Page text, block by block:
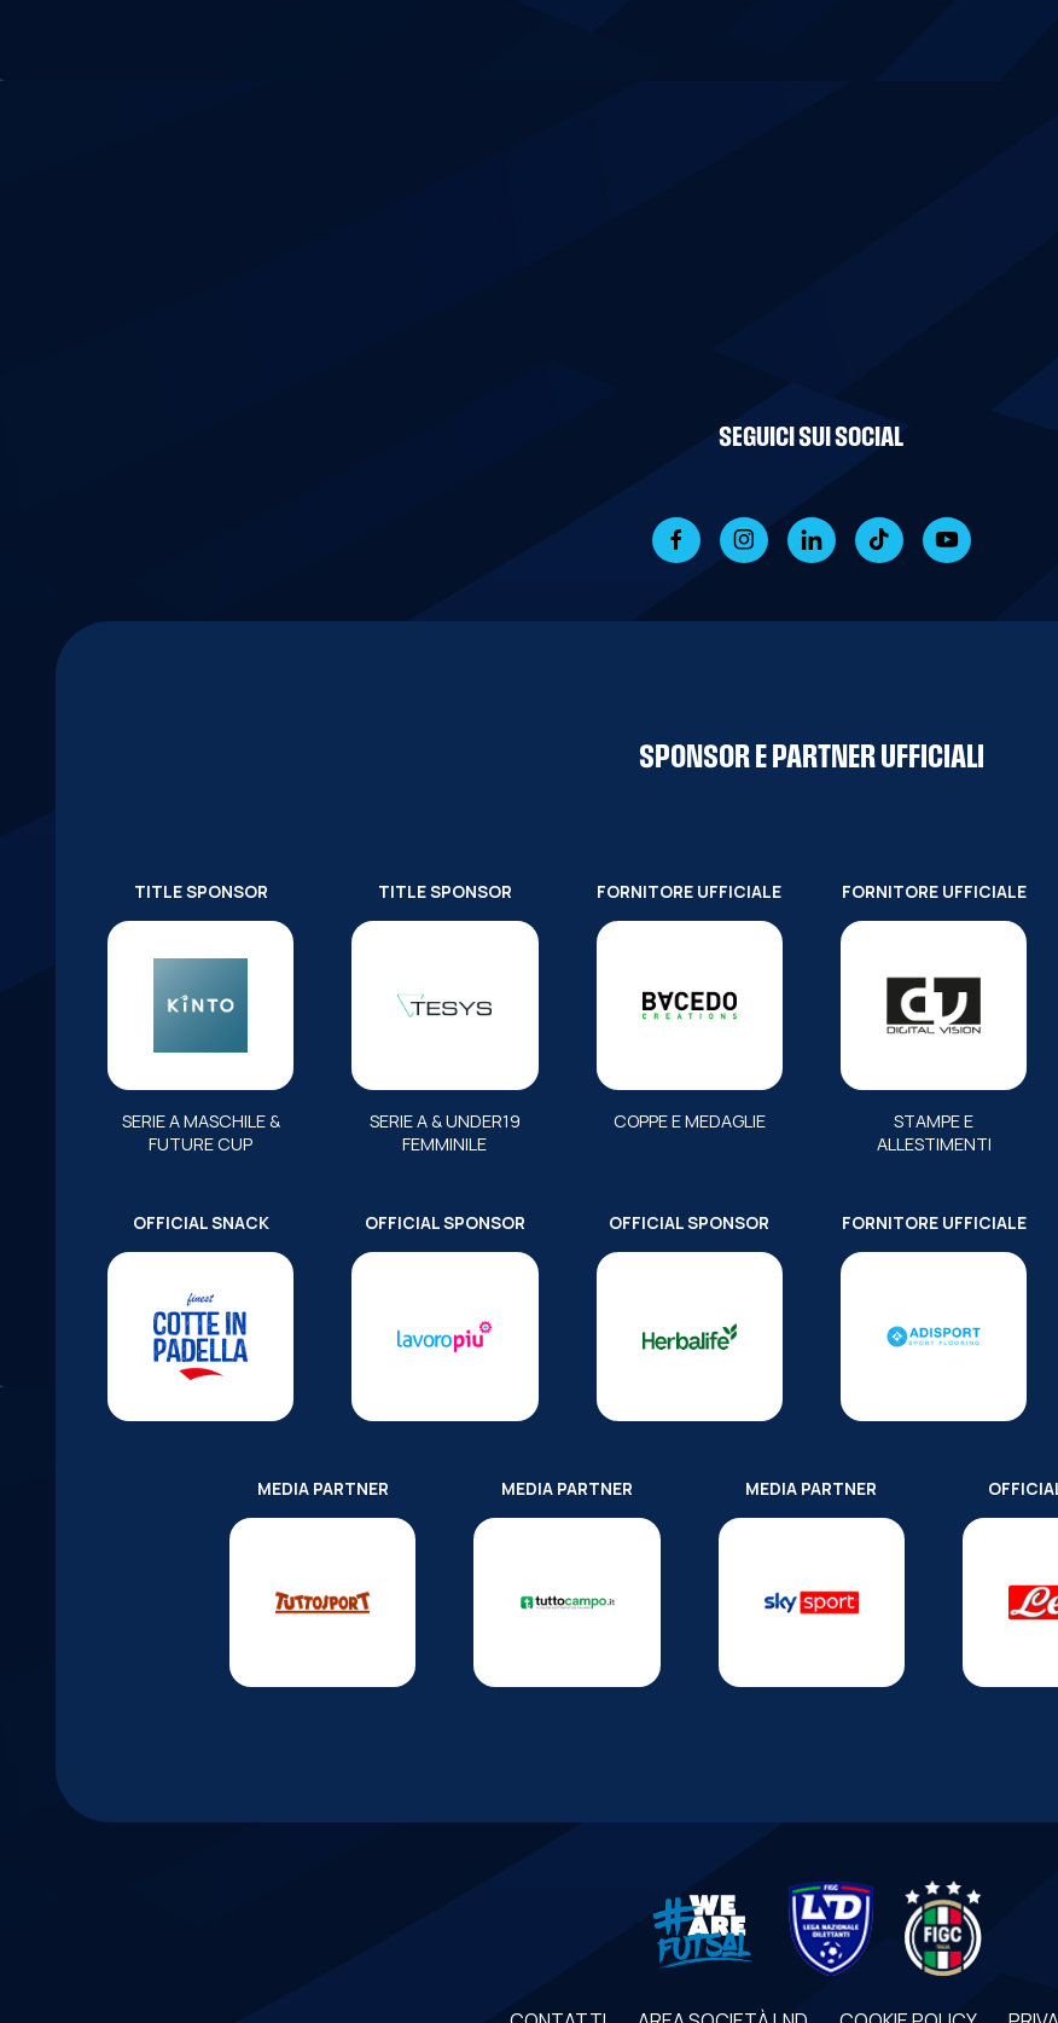
SEGUICI SUI SOCIAL
SPONSOR E PARTNER UFFICIALI
TITLE SPONSOR
SERIE A MASCHILE &
FUTURE CUP
TITLE SPONSOR
SERIE A & UNDER19
FEMMINILE
FORNITORE UFFICIALE
COPPE E MEDAGLIE
FORNITORE UFFICIALE
STAMPE E
ALLESTIMENTI
OFFICIAL SNACK OFFICIAL SPONSOR OFFICIAL SPONSOR FORNITORE UFFICIALE
MEDIA PARTNER MEDIA PARTNER MEDIA PARTNER